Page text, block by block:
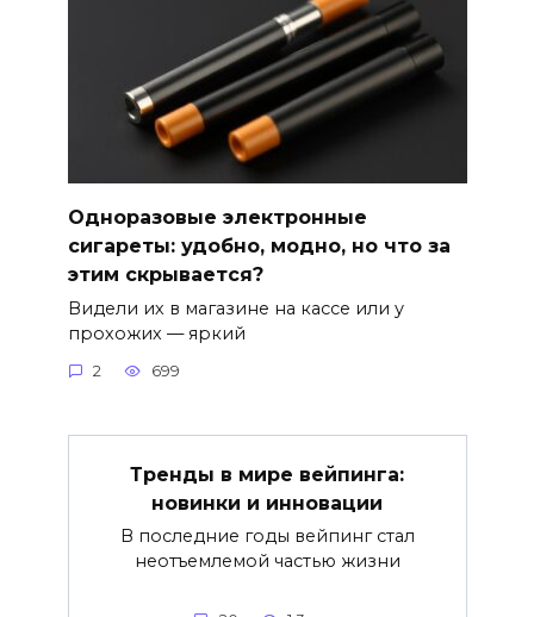
Одноразовые электронные
сигареты: удобно, модно, но что за
этим скрывается?
Видели их в магазине на кассе или у
прохожих — яркий
2 699
Тренды в мире вейпинга:
новинки и инновации
В последние годы вейпинг стал
неотъемлемой частью жизни